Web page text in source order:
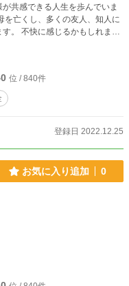
共感できる人生を歩んでいま
を亡くし、多くの友人、知人に
れませ
んでください。 そして、
で
ションでは1位を獲得できまし
いように、そして我が子が私の
位 / 840件
登録日 2022.12.25
お気に入り追加 0